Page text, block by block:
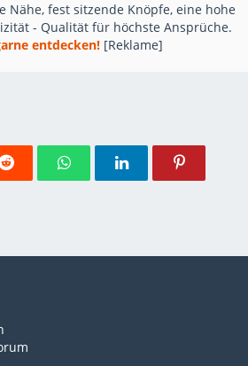
Nähe, fest sitzende Knöpfe, eine hohe
- Qualität für höchste Ansprüche.
entdecken! [Reklame]